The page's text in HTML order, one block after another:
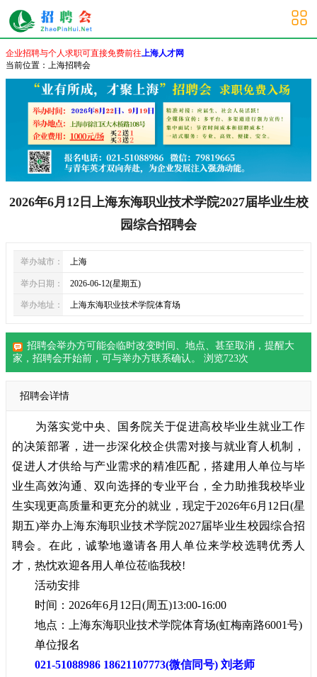
上海校园招聘会
企业招聘与个人求职可直接免费前往上海人才网
当前位置： 上海招聘会
2026年6月12日上海东海职业技术学院2027届毕业生校
园综合招聘会
举办城市： 上海
举办日期： 2026-06-12(星期五)
举办地址： 上海东海职业技术学院体育场
招聘会举办方可能会临时改变时间、地点、甚至取消，提醒大
家， 招聘会开始前，可与举办方联系确认。 浏览723次
招聘会详情
为落实党中央、国务院关于促进高校毕业生就业工作
的决策部署，进一步深化校企供需对接与就业育人机制，
促进人才供给与产业需求的精准匹配，搭建用人单位与毕
业生高效沟通、双向选择的专业平台，全力助推我校毕业
生实现更高质量和更充分的就业，现定于2026年6月12日(星
期五)举办上海东海职业技术学院2027届毕业生校园综合招
聘会 。在此，诚挚地邀请各用人单位来学校选聘优秀人
才，热忱欢迎各用人单位莅临我校!
活动安排
时间：2026年6月12日(周五)13:00-16:00
地点：上海东海职业技术学院体育场(虹梅南路6001号)
单位报名
021-51088986 18621107773(微信同号) 刘老师